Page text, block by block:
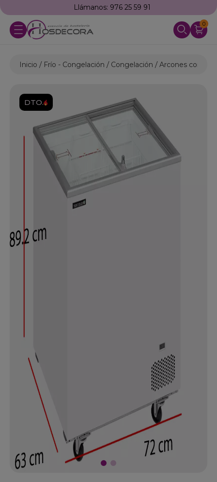
Llámanos: 976 25 59 91
0
Inicio Frío - Congelación Congelación Arcones
DTO.